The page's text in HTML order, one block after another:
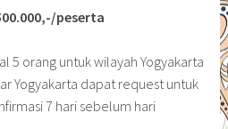
peserta
5 orang untuk wilayah Yogyakarta
Yogyakarta dapat request untuk
7 hari sebelum hari